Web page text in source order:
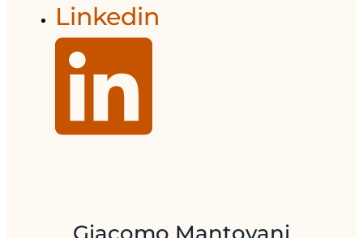
Linkedin
Giacomo Mantovani